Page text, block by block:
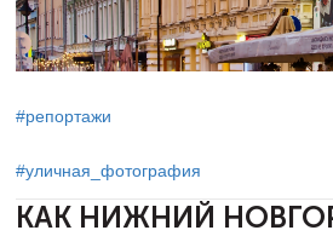
#репортажи
#уличная_фотография
КАК НИЖНИЙ